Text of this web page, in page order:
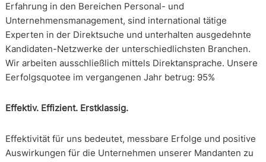
Erfahrung in den Bereichen Personal- und
Unternehmensmanagement, sind international tätige
Experten in der Direktsuche und unterhalten ausgedehnte
Kandidaten-Netzwerke der unterschiedlichsten Branchen.
Wir arbeiten ausschließlich mittels Direktansprache. Unsere
Eerfolgsquotee im vergangenen Jahr betrug: 95%
Effektiv. Effizient. Erstklassig.
Effektivität für uns bedeutet, messbare Erfolge und positive
Auswirkungen für die Unternehmen unserer Mandanten zu